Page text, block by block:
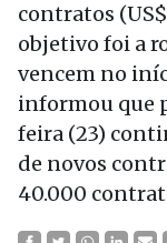
contratos
objetivo foi a
vencem no
informou que
feira (23)
de novos
40.000